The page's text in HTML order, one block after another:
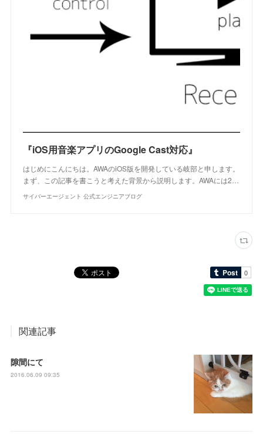
『iOS用音楽アプリのGoogle Cast対応』
はじめにこんにちは。AWAのiOS版を開発している岐部と申します。
まず、この記事を書こうと考えた背景から説明します。AWAには2…
サイバーエージェント 公式エンジニアブログ
関連記事
隙間にて
2016.06.09 09:35